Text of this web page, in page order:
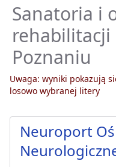
Sanatoria i
Poznaniu
Uwaga: wyniki pokazują
losowo wybranej litery
Neuroport